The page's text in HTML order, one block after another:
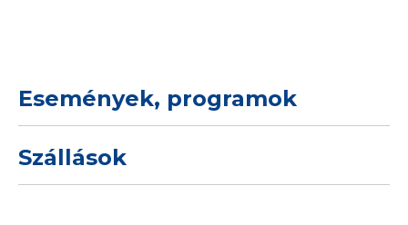
Események, programok
Szállások